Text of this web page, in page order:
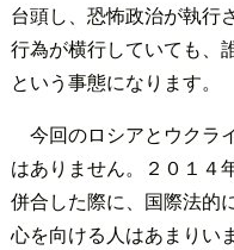
台頭し、恐怖政治が執行
行為が横行していても、
という事態になります。
今回のロシアとウクラ
はありません。２０１４
併合した際に、国際法的
心を向ける人はあまりい